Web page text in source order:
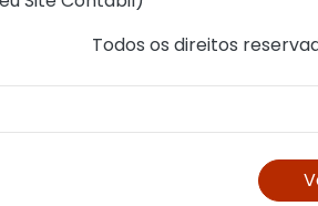
Todos os direitos